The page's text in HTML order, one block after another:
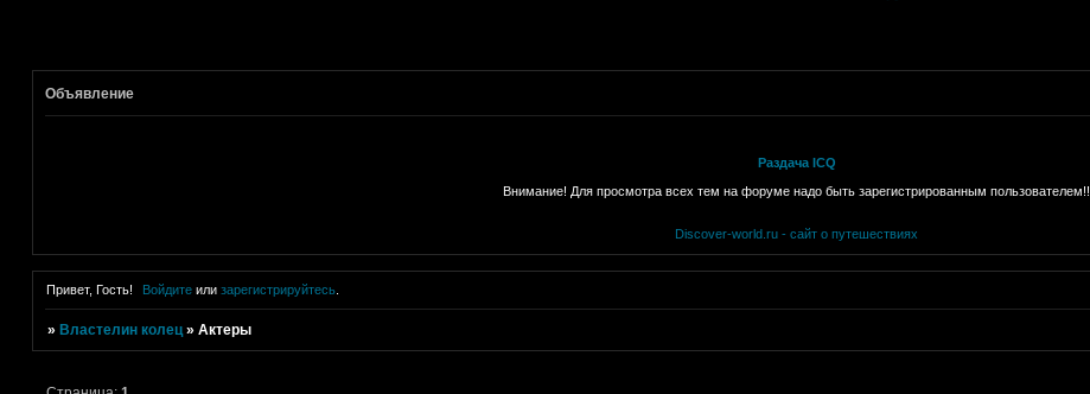
Объявление
Раздача ICQ
Внимание! Для просмотра всех тем на форуме надо быть зарегистрированным пользователем!!
Discover-world.ru - сайт о путешествиях
Привет, Гость! Войдите илизарегистрируйтесь
» Властелин колец » Актеры